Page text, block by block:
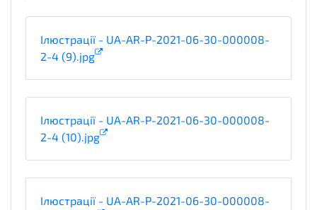
Ілюстрації - UA-AR-P-2021-06-30-000008-
2-4 (9).jpg
Ілюстрації - UA-AR-P-2021-06-30-000008-
2-4 (10).jpg
Ілюстрації - UA-AR-P-2021-06-30-000008-